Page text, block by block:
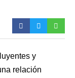
y
relación